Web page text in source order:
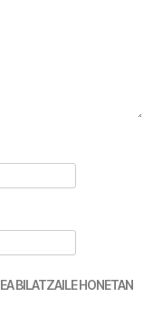
BILATZAILE HONETAN